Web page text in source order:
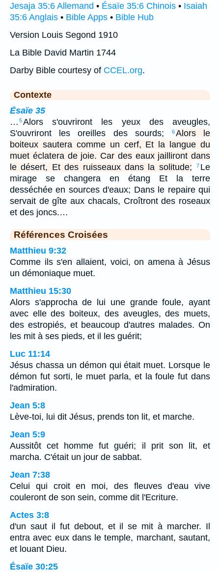
Jesaja 35:6 Allemand • Ésaïe 35:6 Chinois • Isaiah
35:6 Anglais • Bible Apps • Bible Hub
Version Louis Segond 1910
La Bible David Martin 1744
Darby Bible courtesy of CCEL.org.
Contexte
Ésaïe 35
… 5Alors s'ouvriront les yeux des aveugles,
S'ouvriront les oreilles des sourds;
6Alors le
boiteux sautera comme un cerf, Et la langue du
muet éclatera de joie. Car des eaux jailliront dans
le désert, Et des ruisseaux dans la solitude;
7 Le
mirage se changera en étang Et la terre
desséchée en sources d'eaux; Dans le repaire qui
servait de gîte aux chacals, Croîtront des roseaux
et des joncs.…
Références Croisées
Matthieu 9:32
Comme ils s'en allaient, voici, on amena à Jésus
un démoniaque muet.
Matthieu 15:30
Alors s'approcha de lui une grande foule, ayant
avec elle des boiteux, des aveugles, des muets,
des estropiés, et beaucoup d'autres malades. On
les mit à ses pieds, et il les guérit;
Luc 11:14
Jésus chassa un démon qui était muet. Lorsque le
démon fut sorti, le muet parla, et la foule fut dans
l'admiration.
Jean 5:8
Lève-toi, lui dit Jésus, prends ton lit, et marche.
Jean 5:9
Aussitôt cet homme fut guéri; il prit son lit, et
marcha. C'était un jour de sabbat.
Jean 7:38
Celui qui croit en moi, des fleuves d'eau vive
couleront de son sein, comme dit l'Ecriture.
Actes 3:8
d'un saut il fut debout, et il se mit à marcher. Il
entra avec eux dans le temple, marchant, sautant,
et louant Dieu.
Ésaïe 30:25